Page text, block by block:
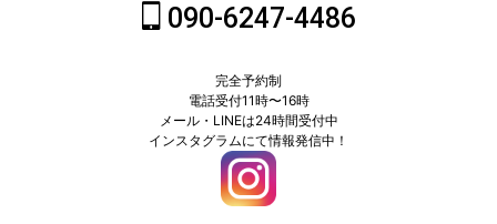
090-6247-4486
完全予約制
電話受付11時〜16時
メール・LINEは24時間受付中
インスタグラムにて情報発信中！